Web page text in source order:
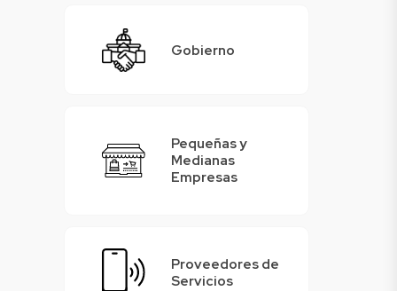
Gobierno
Pequeñas y
Medianas
Empresas
Proveedores de
Servicios